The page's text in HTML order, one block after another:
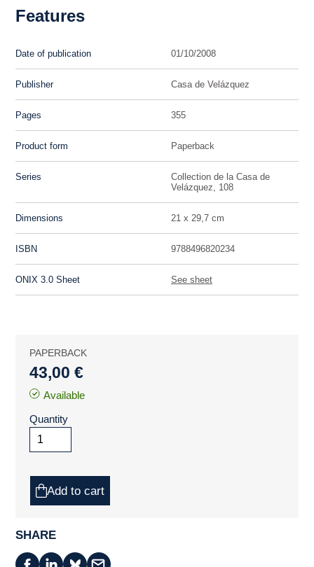
Features
Date of publication 01/10/2008
Publisher Casa de Velázquez
Pages 355
Product form Paperback
Series
Collection de la Casa de
Velázquez, 108
Dimensions 21 x 29,7 cm
ISBN 9788496820234
ONIX 3.0 Sheet See sheet
PAPERBACK
43,00 €
Available
Quantity
Add to cart
SHARE